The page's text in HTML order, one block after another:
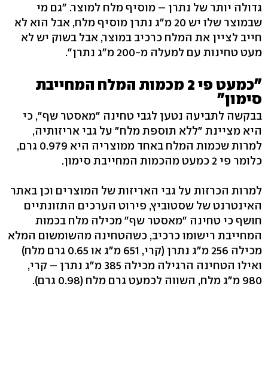
גדולה יותר של נתרן – מוסיף מלח למוצר. "גם מי
שבמוצר שלו יש 20 מ"ג נתרן מוסיף מלח, אבל הוא לא
חייב לציין את המלח כרכיב במוצר, אבל בשוק יש לא
מעט טחינות עם למעלה מ-200 מ"ג נתרן".
"כמעט פי 2 מכמות המלח המחייבת
סימון"
בבקשה לתביעה נטען לגבי טחינה "מאסטר שף", כי
היא מציינת "ללא תוספת מלח" על גבי אריזותיה,
למרות שכמות המלח באחד ממוצריה היא 0.979 גרם,
כלומר פי 2 כמעט מהכמות המחייבת סימון.
למרות הכרזות על גבי האריזות של המוצרים וכן באתר
האינטרנט של שסטוביץ, פירוט הערכים התזונתיים
חושף כי טחינה "מאסטר שף" מכילה מלח בכמות
המחייבת רישומו כרכיב, כשהטחינה מהשומשום המלא
מכילה 256 מ"ג נתרן (קרי, 651 מ"ג או 0.65 גרם מלח)
ואילו הטחינה הרגילה מכילה 385 מ"ג נתרן – קרי,
980 מ"ג מלח, השווה לכמעט גרם מלח (0.98 גרם).